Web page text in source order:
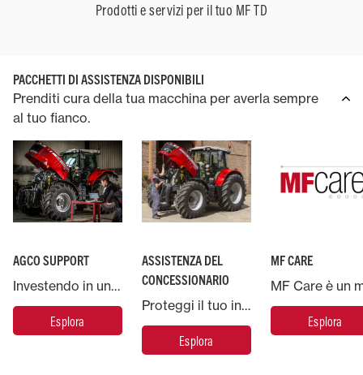
Prodotti e servizi per il tuo MF TD
PACCHETTI DI ASSISTENZA DISPONIBILI
Prenditi cura della tua macchina per averla sempre
al tuo fianco.
AGCO SUPPORT
Investendo in una macchina Massey Ferguson, potrai contare sul supporto di AGCO, la più grande azienda produttrice di macchinari agricoli del mondo.
Esplora
ASSISTENZA DEL
CONCESSIONARIO
Proteggi il tuo investimento Massey Ferguson e metti la tua macchina nelle mani degli esperti.
Esplora
MF CARE
Esplora